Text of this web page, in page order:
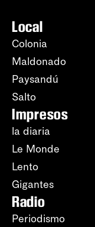
Local
Colonia
Maldonado
Paysandú
Salto
Impresos
la diaria
Le Monde
Lento
Gigantes
Radio
Periodismo